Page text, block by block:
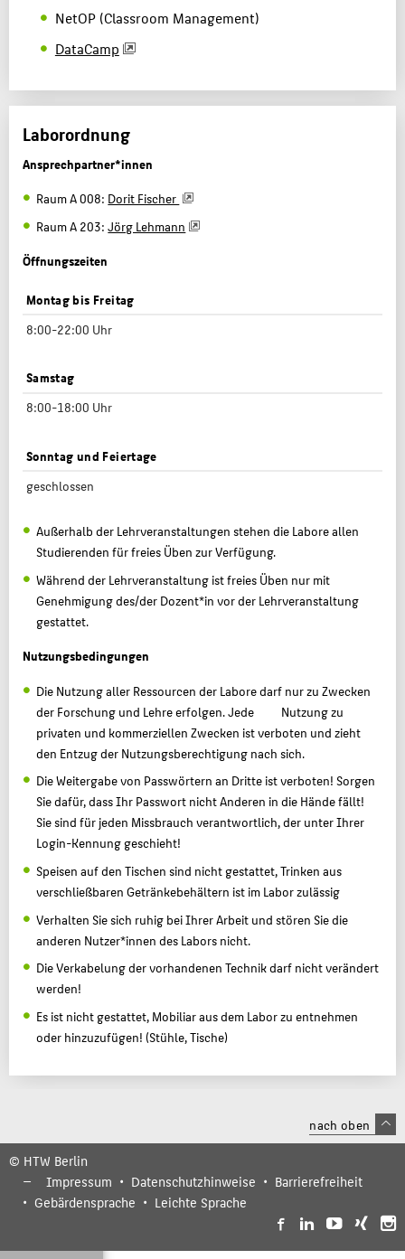
NetOP (Classroom Management)
DataCamp
Laborordnung
Ansprechpartner*innen
Raum A 008: Dorit Fischer
Raum A 203:Jörg Lehmann
Öffnungszeiten
Montag bis Freitag
8:00-22:00 Uhr
Samstag
8:00-18:00 Uhr
Sonntag und Feiertage
geschlossen
Außerhalb der Lehrveranstaltungen stehen die Labore allen
Studierenden für freies Üben zur Verfügung.
Während der Lehrveranstaltung ist freies Üben nur mit
Genehmigung des/der Dozent*in vor der Lehrveranstaltung
gestattet.
Nutzungsbedingungen
Die Nutzung aller Ressourcen der Labore darf nur zu Zwecken
der Forschung und Lehre erfolgen. Jede Nutzung zu
privaten und kommerziellen Zwecken ist verboten und zieht
den Entzug der Nutzungsberechtigung nach sich.
Die Weitergabe von Passwörtern an Dritte ist verboten! Sorgen
Sie dafür, dass Ihr Passwort nicht Anderen in die Hände fällt!
Sie sind für jeden Missbrauch verantwortlich, der unter Ihrer
Login-Kennung geschieht!
Speisen auf den Tischen sind nicht gestattet, Trinken aus
verschließbaren Getränkebehältern ist im Labor zulässig
Verhalten Sie sich ruhig bei Ihrer Arbeit und stören Sie die
anderen Nutzer*innen des Labors nicht.
Die Verkabelung der vorhandenen Technik darf nicht verändert
werden!
Es ist nicht gestattet, Mobiliar aus dem Labor zu entnehmen
oder hinzuzufügen! (Stühle, Tische)
nach oben
© HTW Berlin
Impressum
Datenschutzhinweise
Barrierefreiheit
Gebärdensprache
Leichte Sprache